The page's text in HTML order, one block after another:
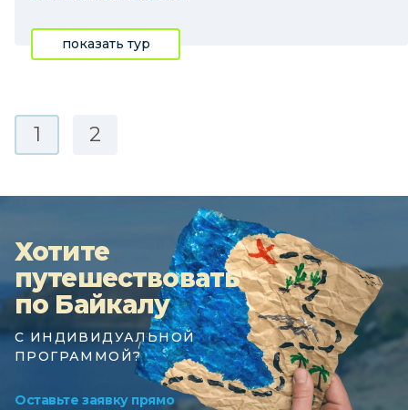
показать тур
1 2
Хотите
путешествовать
по Байкалу
С ИНДИВИДУАЛЬНОЙ
ПРОГРАММОЙ?
Оставьте заявку прямо